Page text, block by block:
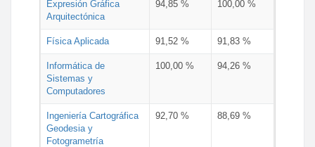
Expresión Gráfica
Arquitectónica
94,85 % 100,00 %
Física Aplicada 91,52 % 91,83 %
Informática de
Sistemas y
Computadores
100,00 % 94,26 %
Ingeniería Cartográfica
Geodesia y
Fotogrametría
92,70 % 88,69 %